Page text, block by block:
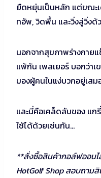
ยืดหยุ่นเป็นหลัก แต่ขณะ
ทอัพ, วิดพื้น และวิ่งลู่วิ่งด้
นอกจากสุขภาพร่างกาย
แพ้กัน เพลเยอร์ บอกว่าเ
มองผู้คนในแง่บวกอยู่เสม
และนี่คือเคล็ดลับของ แก
ใช้ได้ด้วยเช่นกัน…
**สั่งซื้อสินค้ากอล์ฟออน
HotGolf Shop สอบถาม